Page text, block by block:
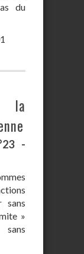
du
la
-
sans
»